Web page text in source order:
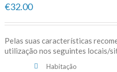
€32.00
Pelas suas características
utilização nos seguintes locais/
Habitação